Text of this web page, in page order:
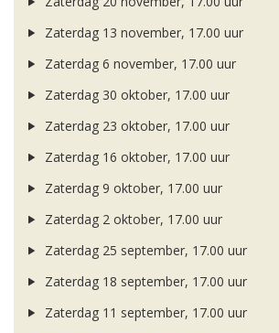
Zaterdag 13 november, 17.00 uur
Zaterdag 6 november, 17.00 uur
Zaterdag 30 oktober, 17.00 uur
Zaterdag 23 oktober, 17.00 uur
Zaterdag 16 oktober, 17.00 uur
Zaterdag 9 oktober, 17.00 uur
Zaterdag 2 oktober, 17.00 uur
Zaterdag 25 september, 17.00 uur
Zaterdag 18 september, 17.00 uur
Zaterdag 11 september, 17.00 uur